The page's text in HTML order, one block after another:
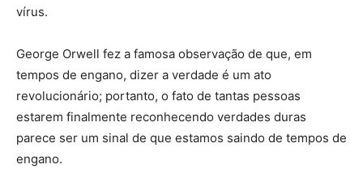
vírus.
George Orwell fez a famosa observação de que, em
tempos de engano, dizer a verdade é um ato
revolucionário; portanto, o fato de tantas pessoas
estarem finalmente reconhecendo verdades duras
parece ser um sinal de que estamos saindo de tempos de
engano.